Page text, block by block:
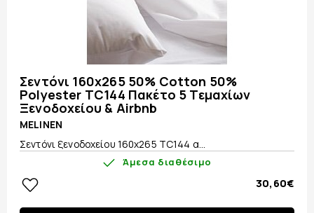
Σεντόνι 160x265 50% Cotton 50%
Polyester TC144 Πακέτο 5 Τεμαχίων
Ξενοδοχείου & Airbnb
MELINEN
Σεντόνι ξενοδοχείου 160x265 TC144 α...
Άμεσα διαθέσιμο
30,60€